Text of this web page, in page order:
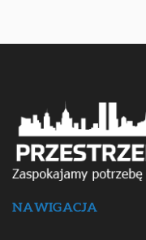
NAWIGACJA